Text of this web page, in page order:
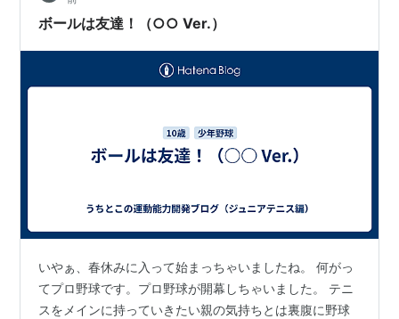
ボールは友達！（○○ Ver.）
いやぁ、春休みに入って始まっちゃいましたね。 何がっ
てプロ野球です。プロ野球が開幕しちゃいました。 テニ
スをメインに持っていきたい親の気持ちとは裏腹に野球